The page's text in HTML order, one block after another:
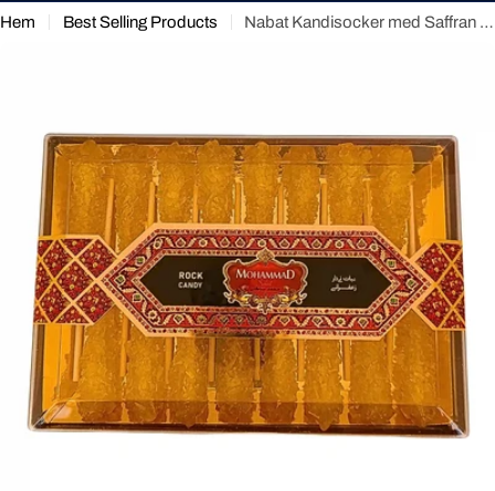
Hem Best Selling Products Nabat Kandisocker med Saffran – 16 Pinnar av Äkta Sötma & Tradition
media 0 in modal